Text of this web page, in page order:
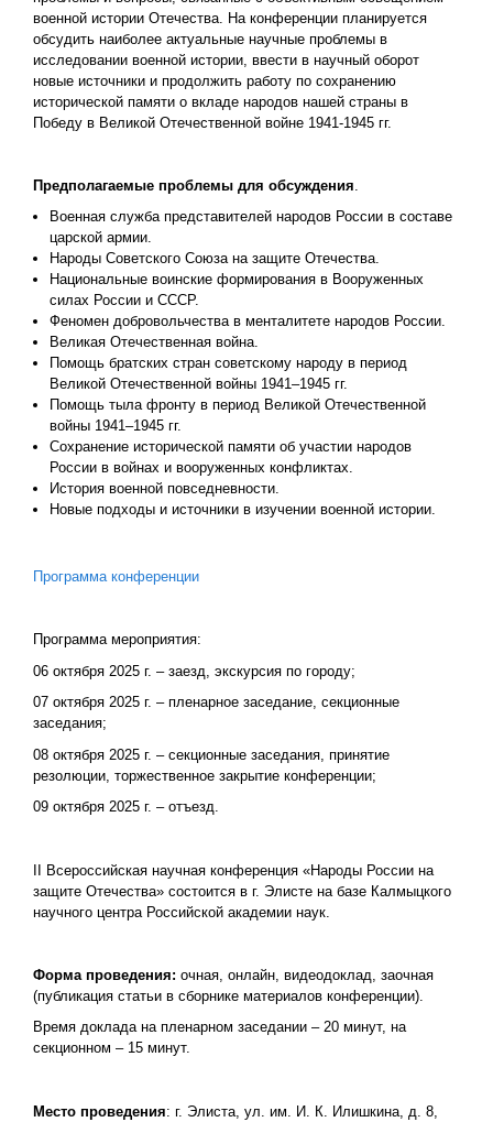
военной истории Отечества. На конференции планируется
обсудить наиболее актуальные научные проблемы в
исследовании военной истории, ввести в научный оборот
новые источники и продолжить работу по сохранению
исторической памяти о вкладе народов нашей страны в
Победу в Великой Отечественной войне 1941-1945 гг.
Предполагаемые проблемы для обсуждения
Военная служба представителей народов России в составе
царской армии.
Народы Советского Союза на защите Отечества.
Национальные воинские формирования в Вооруженных
силах России и СССР.
Феномен добровольчества в менталитете народов России.
Великая Отечественная война.
Помощь братских стран советскому народу в период
Великой Отечественной войны 1941–1945 гг.
Помощь тыла фронту в период Великой Отечественной
войны 1941–1945 гг.
Сохранение исторической памяти об участии народов
России в войнах и вооруженных конфликтах.
История военной повседневности.
Новые подходы и источники в изучении военной истории.
Программа конференции
Программа мероприятия:
06 октября 2025 г. – заезд, экскурсия по городу;
07 октября 2025 г. – пленарное заседание, секционные
заседания;
08 октября 2025 г. – секционные заседания, принятие
резолюции, торжественное закрытие конференции;
09 октября 2025 г. – отъезд.
II Всероссийская научная конференция «Народы России на
защите Отечества» состоится в г. Элисте на базе Калмыцкого
научного центра Российской академии наук.
Форма проведения: очная, онлайн, видеодоклад, заочная
(публикация статьи в сборнике материалов конференции).
Время доклада на пленарном заседании – 20 минут, на
секционном – 15 минут.
Место проведения: г. Элиста, ул. им. И. К. Илишкина, д. 8,